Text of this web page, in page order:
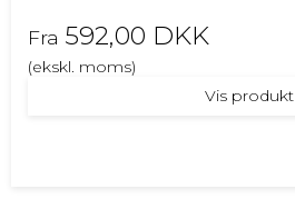
Fra 592,00 DKK
(ekskl. moms)
Vis produkt